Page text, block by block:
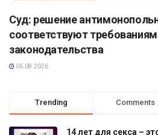
Суд: решение
соответствуют
законодательства
06.08.2026
Trending Comments
14 лет для секса –